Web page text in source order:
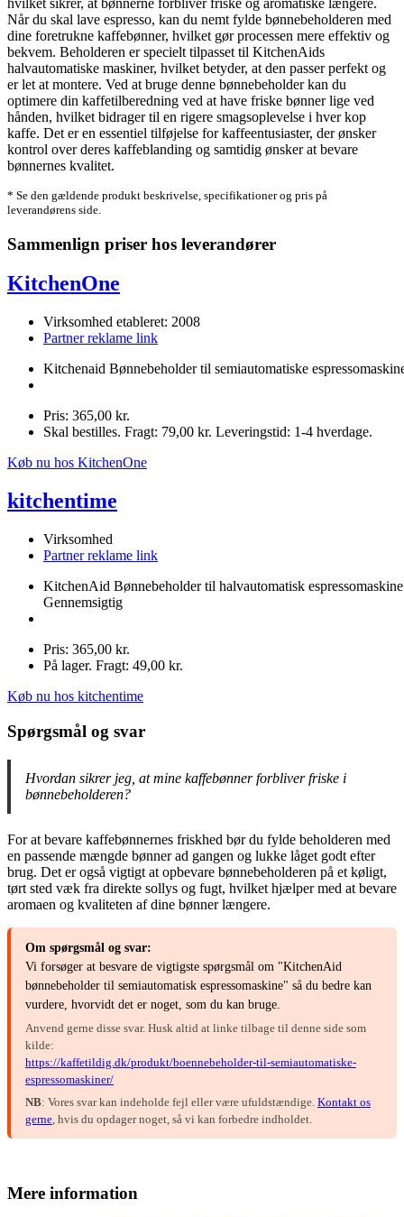
Når du skal lave espresso, kan du nemt fylde bønnebeholderen med
dine foretrukne kaffebønner, hvilket gør processen mere effektiv og
bekvem. Beholderen er specielt tilpasset til KitchenAids
halvautomatiske maskiner, hvilket betyder, at den passer perfekt og
er let at montere. Ved at bruge denne bønnebeholder kan du
optimere din kaffetilberedning ved at have friske bønner lige ved
hånden, hvilket bidrager til en rigere smagsoplevelse i hver kop
kaffe. Det er en essentiel tilføjelse for kaffeentusiaster, der ønsker
kontrol over deres kaffeblanding og samtidig ønsker at bevare
bønnernes kvalitet.
* Se den gældende produkt beskrivelse, specifikationer og pris på
leverandørens side.
Sammenlign priser hos leverandører
KitchenOne
Virksomhed etableret: 2008
Partner reklame link
Kitchenaid Bønnebeholder til semiautomatiske
Pris: 365,00 kr.
Skal bestilles. Fragt: 79,00 kr. Leveringstid: 1-4 hverdage.
Køb nu hos KitchenOne
kitchentime
Virksomhed
Partner reklame link
KitchenAid Bønnebeholder til halvautomatisk espressomaskine
Gennemsigtig
Pris: 365,00 kr.
På lager. Fragt: 49,00 kr.
Køb nu hos kitchentime
Spørgsmål og svar
Hvordan sikrer jeg, at mine kaffebønner forbliver friske i
bønnebeholderen?
For at bevare kaffebønnernes friskhed bør du fylde beholderen med
en passende mængde bønner ad gangen og lukke låget godt efter
brug. Det er også vigtigt at opbevare bønnebeholderen på et køligt,
tørt sted væk fra direkte sollys og fugt, hvilket hjælper med at bevare
aromaen og kvaliteten af dine bønner længere.
Om spørgsmål og svar:
Vi forsøger at besvare de vigtigste spørgsmål om "KitchenAid
bønnebeholder til semiautomatisk espressomaskine" så du bedre kan
vurdere, hvorvidt det er noget, som du kan bruge.
Anvend gerne disse svar. Husk altid at linke tilbage til denne side som
kilde:
https://kaffetildig.dk/produkt/boennebeholder-til-semiautomatiske-
espressomaskiner/
NB: Vores svar kan indeholde fejl eller være ufuldstændige. Kontakt os
gerne , hvis du opdager noget, så vi kan forbedre indholdet.
Mere information